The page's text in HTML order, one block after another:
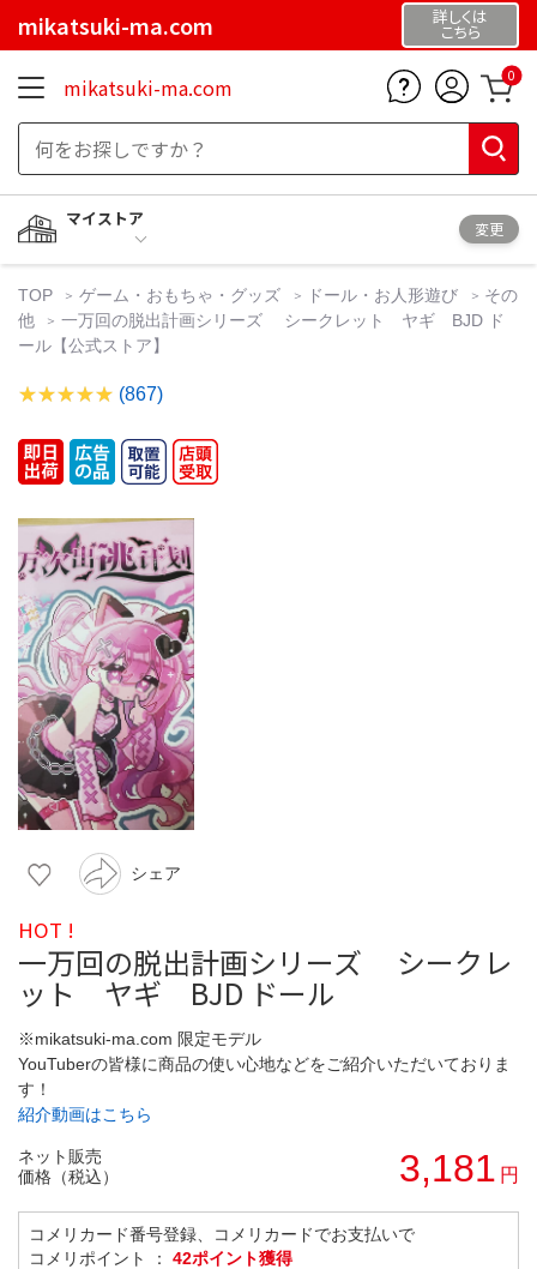
mikatsuki-ma.com 詳しくは
こちら
mikatsuki-ma.com 0
マイストア
変更
TOP ゲーム・おもちゃ・グッズ ドール・お人形遊び
その
他
一万回の脱出計画シリーズ シークレット ヤギ BJD ド
ール【公式ストア】
(867)
シェア
HOT !
一万回の脱出計画シリーズ シークレ
ット ヤギ BJD ドール
※mikatsuki-ma.com 限定モデル
YouTuberの皆様に商品の使い心地などをご紹介いただいておりま
す！
紹介動画はこちら
ネット販売
価格（税込）
3,181 円
コメリカード番号登録、コメリカードでお支払いで
コメリポイント ： 42ポイント獲得